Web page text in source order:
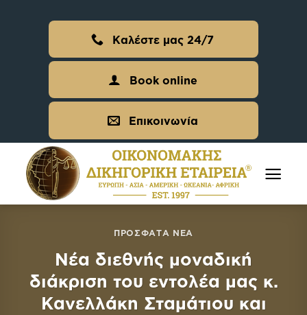
Καλέστε μας 24/7
Book online
Επικοινωνία
ΠΡΌΣΦΑΤΑ ΝΈΑ
Νέα διεθνής μοναδική
διάκριση του εντολέα μας κ.
Κανελλάκη Σταμάτιου και